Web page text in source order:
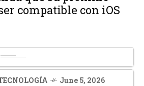
compatible con iOS
June 5, 2026